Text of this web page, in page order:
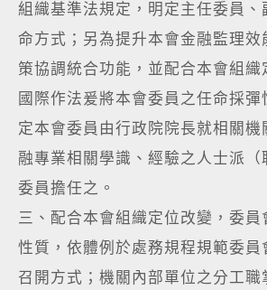
組織基準法規定，明定主任委員、
命方式；另為提升本會金融監理效
策協調統合功能，並配合本會組織
國際作法爰將本會委員之任命採彈
定本會委員由行政院院長就相關機
融專業相關學識、經驗之人士派（
委員擔任之。
三、配合本會組織定位改變，委員
性質，依體例於處務規程規範委員
召開方式；機關內部單位之分工職